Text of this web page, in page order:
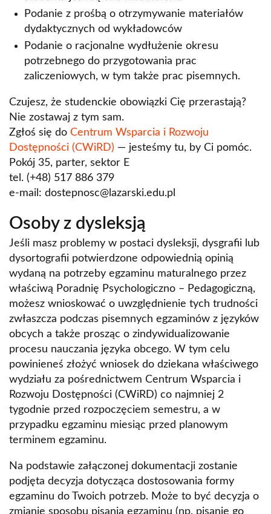
Podanie z prośbą o otrzymywanie materiałów
dydaktycznych od wykładowców
Podanie o racjonalne wydłużenie okresu
potrzebnego do przygotowania prac
zaliczeniowych, w tym także prac pisemnych.
Czujesz, że studenckie obowiązki Cię przerastają?
Nie zostawaj z tym sam.
Zgłoś się do Centrum Wsparcia i Rozwoju
Dostępności (CWiRD) — jesteśmy tu, by Ci pomóc.
Pokój 35, parter, sektor E
tel. (+48) 517 886 379
e-mail: dostepnosc@lazarski.edu.pl
Osoby z dysleksją
Jeśli masz problemy w postaci dysleksji, dysgrafii lub
dysortografii potwierdzone odpowiednią opinią
wydaną na potrzeby egzaminu maturalnego przez
właściwą Poradnię Psychologiczno – Pedagogiczną,
możesz wnioskować o uwzględnienie tych trudności
zwłaszcza podczas pisemnych egzaminów z języków
obcych a także prosząc o zindywidualizowanie
procesu nauczania języka obcego. W tym celu
powinieneś złożyć wniosek do dziekana właściwego
wydziału za pośrednictwem Centrum Wsparcia i
Rozwoju Dostępności (CWiRD) co najmniej 2
tygodnie przed rozpoczęciem semestru, a w
przypadku egzaminu miesiąc przed planowym
terminem egzaminu.
Na podstawie załączonej dokumentacji zostanie
podjęta decyzja dotycząca dostosowania formy
egzaminu do Twoich potrzeb. Może to być decyzja o
zmianie sposobu pisania egzaminu (np. pisanie go